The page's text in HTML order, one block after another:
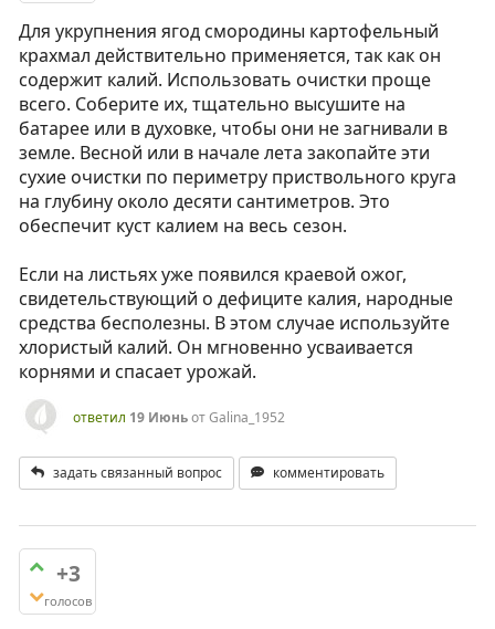
Для укрупнения ягод смородины картофельный
крахмал действительно применяется, так как он
содержит калий. Использовать очистки проще
всего. Соберите их, тщательно высушите на
батарее или в духовке, чтобы они не загнивали в
земле. Весной или в начале лета закопайте эти
сухие очистки по периметру приствольного круга
на глубину около десяти сантиметров. Это
обеспечит куст калием на весь сезон.
Если на листьях уже появился краевой ожог,
свидетельствующий о дефиците калия, народные
средства бесполезны. В этом случае используйте
хлористый калий. Он мгновенно усваивается
корнями и спасает урожай.
ответил 19 ИюньотGalina_1952
задать связанный вопрос комментировать
+3
голосов